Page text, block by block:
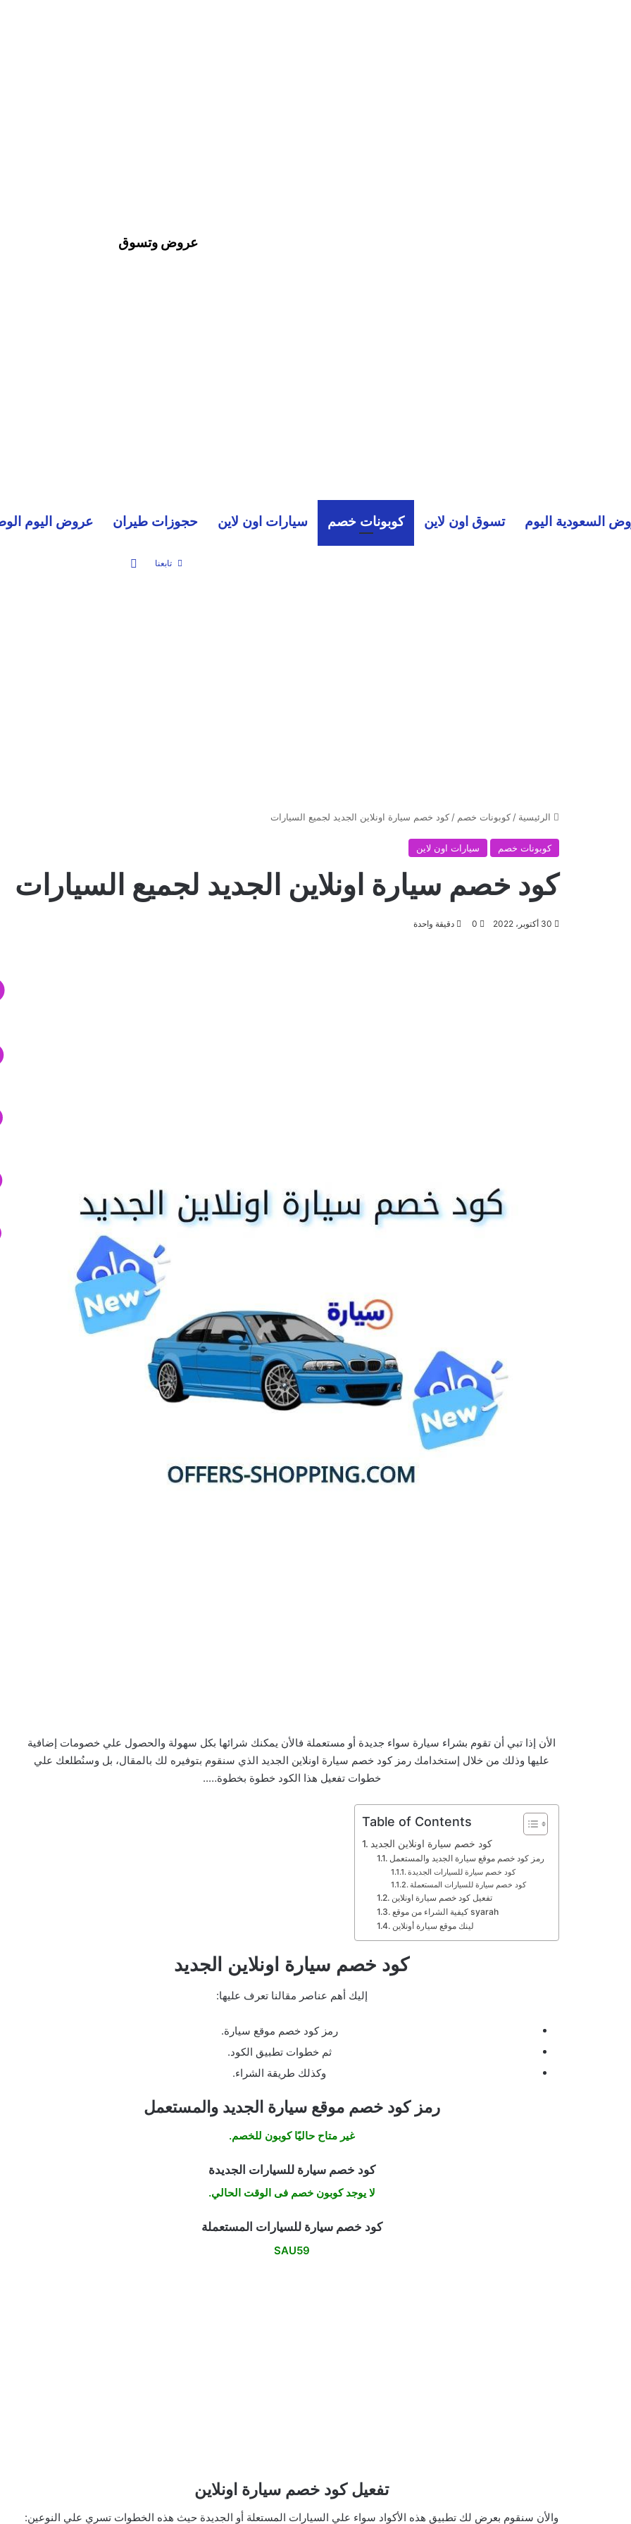
عروض وتسوق
السعودية اليوم تسوق اون لاين كوبونات خصم سيارات اون لاين حجوزات طيران عروض اليوم
تابعنا
الرئيسية / كوبونات خصم / كود خصم سيارة اونلاين الجديد لجميع السيارات
كوبونات خصم سيارات اون لاين
كود خصم سيارة اونلاين الجديد لجميع السيارات
30 أكتوبر، 2022 0 دقيقة واحدة
الأن إذا تبي أن تقوم بشراء سيارة سواء جديدة أو مستعملة فالأن يمكنك شرائها بكل سهولة والحصول علي خصومات إضافية
عليها وذلك من خلال إستخدامك رمز كود خصم سيارة اونلاين الجديد الذي سنقوم بتوفيره لك بالمقال، بل وسنُطلعك علي
خطوات تفعيل هذا الكود خطوة بخطوة…..
Table of Contents
كود خصم سيارة اونلاين الجديد
رمز كود خصم موقع سيارة الجديد والمستعمل
كود خصم سيارة للسيارات الجديدة
كود خصم سيارة للسيارات المستعملة
تفعيل كود خصم سيارة اونلاين
كيفية الشراء من موقع syarah
لينك موقع سيارة أونلاين
كود خصم سيارة اونلاين الجديد
إليك أهم عناصر مقالنا تعرف عليها:
رمز كود خصم موقع سيارة.
ثم خطوات تطبيق الكود.
وكذلك طريقة الشراء.
رمز كود خصم موقع سيارة الجديد والمستعمل
غير متاح حاليًا كوبون للخصم.
كود خصم سيارة للسيارات الجديدة
لا يوجد كوبون خصم فى الوقت الحالي.
كود خصم سيارة للسيارات المستعملة
SAU59
تفعيل كود خصم سيارة اونلاين
والأن سنقوم بعرض لك تطبيق هذه الأكواد سواء علي السيارات المستعلة أو الجديدة حيث هذه الخطوات تسري علي النوعين: